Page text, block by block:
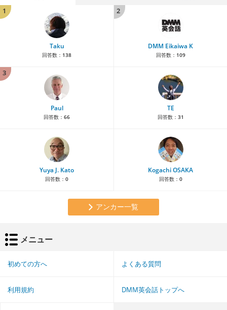
1
Taku
回答数： 138
2
DMM Eikaiwa K
回答数： 109
3
Paul
回答数： 66
TE
回答数： 31
Yuya J. Kato
回答数： 0
Kogachi OSAKA
回答数： 0
アンカー一覧
メニュー
初めての方へ よくある質問
利用規約 DMM英会話トップへ